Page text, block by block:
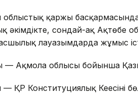
қаржы
әкімдікте, сондай-ақ
лауазымдарда жұмыс
Ақмола облысы бойынша
Конституциялық Кеңесінің